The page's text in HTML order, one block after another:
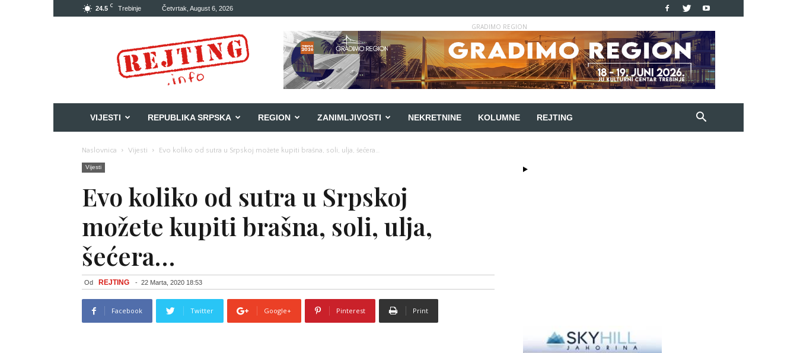
24.5 C Trebinje Četvrtak, August 6, 2026
GRADIMO REGION
VIJESTI REPUBLIKA SRPSKA REGION ZANIMLJIVOSTI NEKRETNINE KOLUMNE REJTING
Naslovnica Vijesti Evo koliko od sutra u Srpskoj možete kupiti brašna, soli, ulja, šećera…
Vijesti
Evo koliko od sutra u Srpskoj
možete kupiti brašna, soli, ulja,
šećera…
Od REJTING - 22 Marta, 2020 18:53
Facebook Twitter Google+ Pinterest Print